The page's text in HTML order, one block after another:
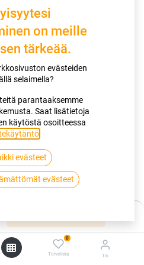
0
Toivelista Tili
ROADSMART III I SP
III I SP
Saatavilla
on meille
tärkeää.
evästeiden
selaimella?
parantaaksemme
Saat lisätietoja
käytöstä osoitteessa
evästeet
evästeet